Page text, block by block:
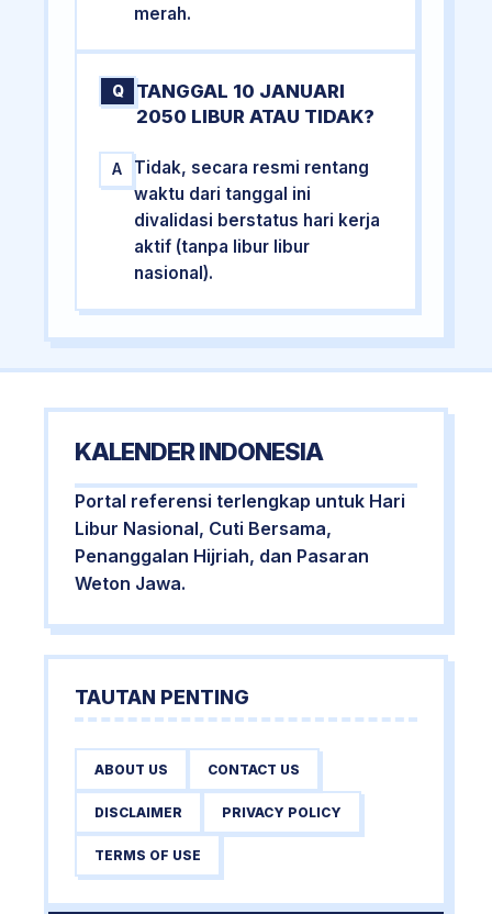
merah.
Q
TANGGAL 10 JANUARI
2050 LIBUR ATAU TIDAK?
A
Tidak, secara resmi rentang
waktu dari tanggal ini
divalidasi berstatus hari kerja
aktif (tanpa libur libur
nasional).
KALENDER INDONESIA
Portal referensi terlengkap untuk Hari
Libur Nasional, Cuti Bersama,
Penanggalan Hijriah, dan Pasaran
Weton Jawa.
TAUTAN PENTING
ABOUT US CONTACT US
DISCLAIMER PRIVACY POLICY
TERMS OF USE